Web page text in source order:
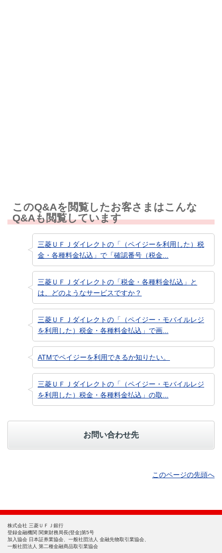
このQ&Aを閲覧したお客さまはこんな
Q&Aも閲覧しています
三菱ＵＦＪダイレクトの「（ペイジーを利用した）税
金・各種料金払込」で「確認番号（税金...
三菱ＵＦＪダイレクトの「税金・各種料金払込」と
は、どのようなサービスですか？
三菱ＵＦＪダイレクトの「（ペイジー・モバイルレジ
を利用した）税金・各種料金払込」で画...
ATMでペイジーを利用できるか知りたい。
三菱ＵＦＪダイレクトの「（ペイジー・モバイルレジ
を利用した）税金・各種料金払込」の取...
お問い合わせ先
このページの先頭へ
株式会社 三菱ＵＦＪ銀行
登録金融機関 関東財務局長(登金)第5号
加入協会 日本証券業協会、一般社団法人 金融先物取引業協会、
一般社団法人 第二種金融商品取引業協会